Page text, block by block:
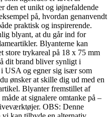
den et unikt og iøjnefaldende
på, hvordan genanvendt
praktisk og inspirerende.
blyant, at du går ind for
Blyanterne kan
store trykareal på 18 x 75 mm
dit brand bliver synligt i
USA og egner sig især som
ønsker at skille dig ud med en
Blyanter fremstillet af
at signalere omtanke på –
OBS: Denne